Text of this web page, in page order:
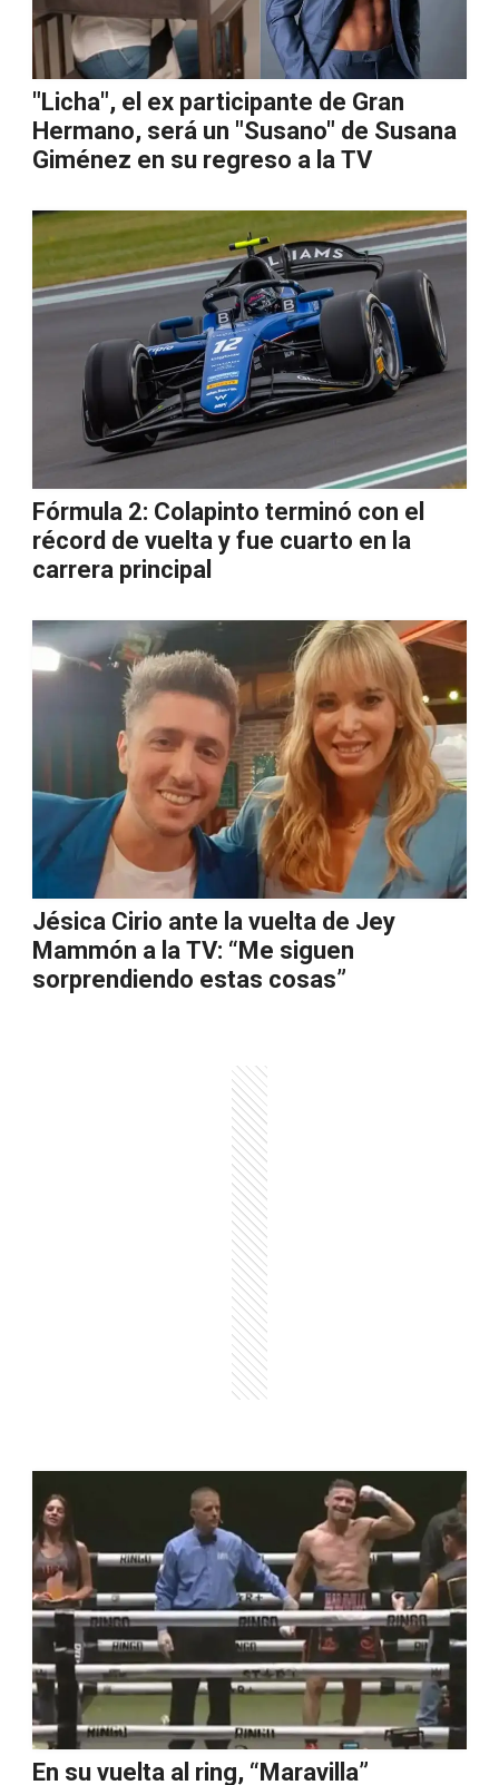
"Licha", el ex participante de Gran
Hermano, será un "Susano" de Susana
Giménez en su regreso a la TV
Fórmula 2: Colapinto terminó con el
récord de vuelta y fue cuarto en la
carrera principal
Jésica Cirio ante la vuelta de Jey
Mammón a la TV: “Me siguen
sorprendiendo estas cosas”
En su vuelta al ring, “Maravilla”